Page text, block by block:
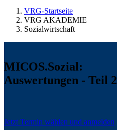
VRG-Startseite
VRG AKADEMIE
Sozialwirtschaft
MICOS.Sozial:
Auswertungen - Teil 2
Jetzt Termin wählen und anmelden